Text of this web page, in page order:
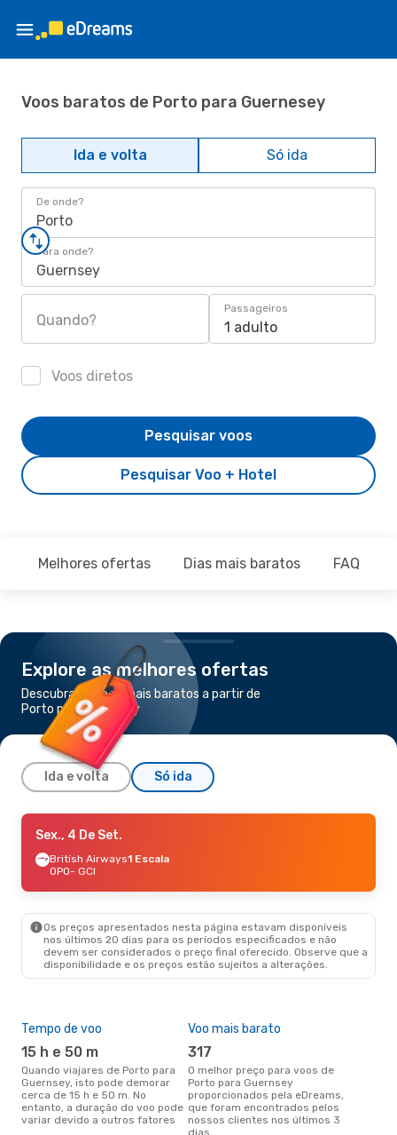
Voos baratos de Porto para Guernesey
Ida e volta Só ida
De onde?
Porto
Para onde?
Guernsey
Quando?
Passageiros
1 adulto
Voos diretos
Pesquisar Voo + Hotel
Pesquisar voos
Melhores ofertas Dias mais baratos FAQ
Explore as melhores ofertas
Descubra os voos mais baratos a partir de
Porto para Guernsey
Ida e volta Só ida
Seg., 14 De Set.
British Airways1 Escala
OPO- GCI
GCI- OPO
Sex., 4 De Set.
British Airways1 Escala
OPO- GCI
Os preços apresentados nesta página estavam disponíveis
nos últimos 20 dias para os períodos especificados e não
devem ser considerados o preço final oferecido. Observe que a
disponibilidade e os preços estão sujeitos a alterações.
Tempo de voo
15 h e 50 m
Quando viajares de Porto para
Guernsey, isto pode demorar
cerca de 15 h e 50 m. No
entanto, a duração do voo pode
variar devido a outros fatores
Voo mais barato
317
O melhor preço para voos de
Porto para Guernsey
proporcionados pela eDreams,
que foram encontrados pelos
nossos clientes nos últimos 3
dias